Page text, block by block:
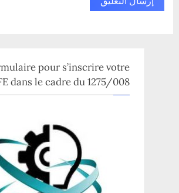
pour s’inscrire votre
dans le cadre du 1275/008